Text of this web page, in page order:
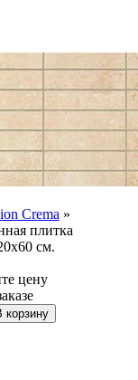
Crema »
плитка
см.
цену